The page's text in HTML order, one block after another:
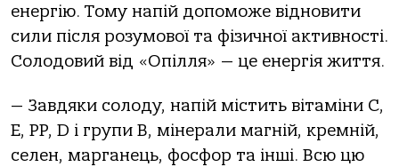
енергію. Тому напій допоможе відновити
сили після розумової та фізичної активності.
Солодовий від «Опілля» — це енергія життя.
— Завдяки солоду, напій містить вітаміни С,
Е, РР, D і групи В, мінерали магній, кремній,
селен, марганець, фосфор та інші. Всю цю